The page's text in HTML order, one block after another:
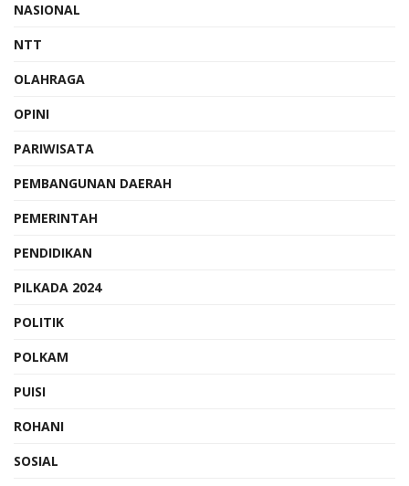
NASIONAL
NTT
OLAHRAGA
OPINI
PARIWISATA
PEMBANGUNAN DAERAH
PEMERINTAH
PENDIDIKAN
PILKADA 2024
POLITIK
POLKAM
PUISI
ROHANI
SOSIAL